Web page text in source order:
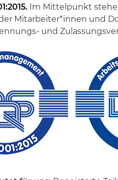
Im Mittelpunkt
Mitarbeiter*innen und
und